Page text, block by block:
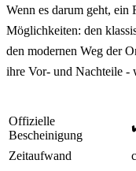
Wenn es darum geht, ein
Möglichkeiten: den
den modernen Weg der
ihre Vor- und Nachteile -
Offizielle
Bescheinigung
Zeitaufwand